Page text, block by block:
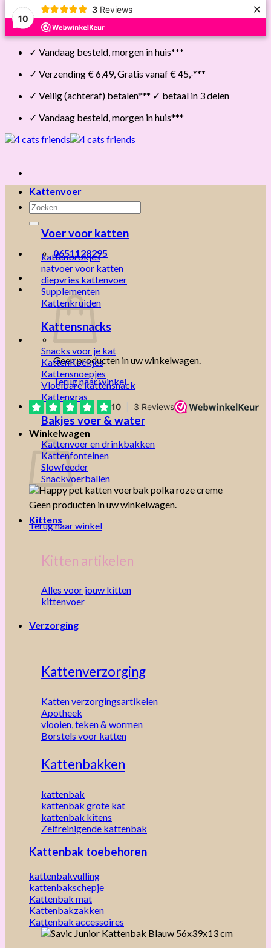
10
3 Reviews ×
Skip
✓ Vandaag besteld, morgen in huis***
✓ Verzending € 6,49, Gratis vanaf € 45,-***
✓ Veilig (achteraf) betalen*** ✓ betaal in 3 delen
✓ Vandaag besteld, morgen in huis***
Zoeken
naar:
0651128295
Geen producten in uw winkelwagen.
Terug naar winkel
Winkelwagen
Geen producten in uw winkelwagen.
Terug naar winkel
Kattenvoer
Voer voor katten
kattenbrokjes
natvoer voor katten
diepvries kattenvoer
Supplementen
Kattenkruiden
Kattensnacks
Snacks voor je kat
KattenKoekjes
Kattensnoepjes
Vloeibare kattensnack
Kattengras
Bakjes voer & water
Kattenvoer en drinkbakken
Kattenfonteinen
Slowfeeder
Snackvoerballen
Kittens
Kitten artikelen
Alles voor jouw kitten
kittenvoer
Verzorging
Kattenverzorging
Katten verzorgingsartikelen
Apotheek
vlooien, teken & wormen
Borstels voor katten
Kattenbakken
kattenbak
kattenbak grote kat
kattenbak kitens
Zelfreinigende kattenbak
Kattenbak toebehoren
kattenbakvulling
kattenbakschepje
Kattenbak mat
Kattenbakzakken
Kattenbak accessoires